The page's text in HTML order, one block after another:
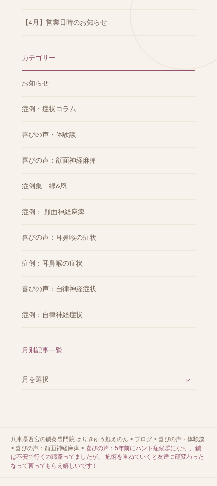
【4月】営業日時のお知らせ
カテゴリー
お知らせ
症例・症状コラム
喜びの声・体験談
喜びの声：顔面神経麻痺
症例集 縁&恩
症例： 顔面神経麻痺
喜びの声：耳鼻喉の症状
症例：耳鼻喉の症状
喜びの声：自律神経症状
症例：自律神経症状
月別記事一覧
兵庫県西宮の鍼灸専門院 はりきゅう処えのん > ブログ >喜びの声・体験談
>喜びの声：顔面神経麻痺 >喜びの声：5年前にハント症候群になり 、鍼
は不安で行くの躊躇ってましたが、 施術を重ねていくと友達に顔変わった
なって言ってもらえ嬉しいです！